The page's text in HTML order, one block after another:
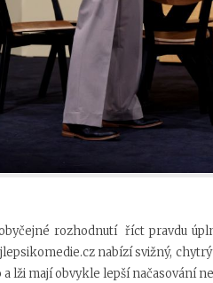
rozhodnutí říct pravdu
nabízí svižný,
lži mají obvykle lepší načasování